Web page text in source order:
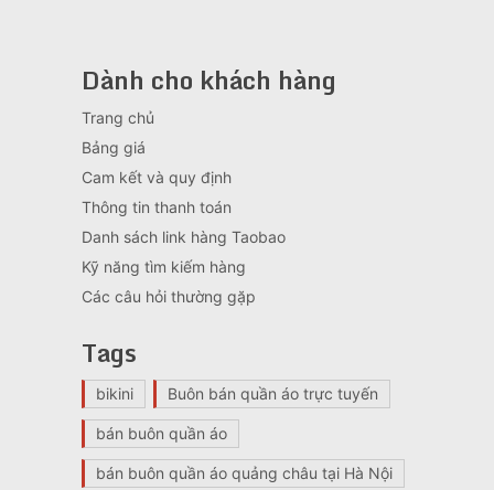
Dành cho khách hàng
Trang chủ
Bảng giá
Cam kết và quy định
Thông tin thanh toán
Danh sách link hàng Taobao
Kỹ năng tìm kiếm hàng
Các câu hỏi thường gặp
Tags
bikini Buôn bán quần áo trực tuyến
bán buôn quần áo
bán buôn quần áo quảng châu tại Hà Nội